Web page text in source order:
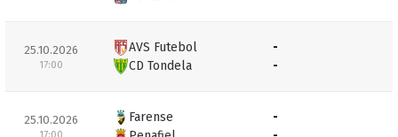
25.10.2026
17:00
AVS Futebol
CD Tondela
-
-
25.10.2026
17:00
Farense
-